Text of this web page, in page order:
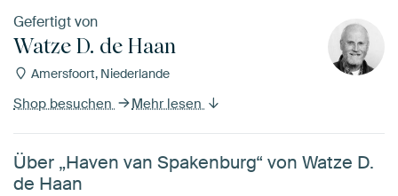
Gefertigt von
Watze D. de Haan
Amersfoort, Niederlande
Shop besuchen Mehr lesen
Über „Haven van Spakenburg“ von Watze D.
de Haan